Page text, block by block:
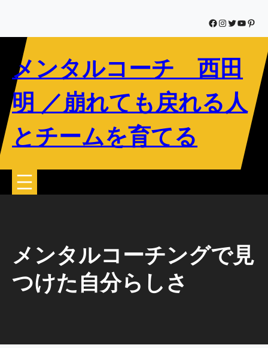
を
Facebook
Instagram
Twitter
YouTube
メンタルコーチ 西田
明 ／崩れても戻れる人
とチームを育てる
メンタルコーチングで見
つけた自分らしさ